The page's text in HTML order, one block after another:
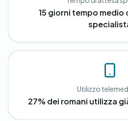
15 giorni tempo medio
Utilizzo
27% dei romani utilizza